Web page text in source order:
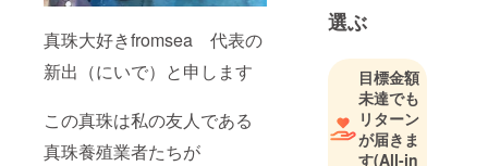
真珠大好きfromsea 代表の
新出（にいで）と申します
この真珠は私の友人である
真珠養殖業者たちが
選ぶ
目標金額
未達でも
リターン
が届きま
す(All-in